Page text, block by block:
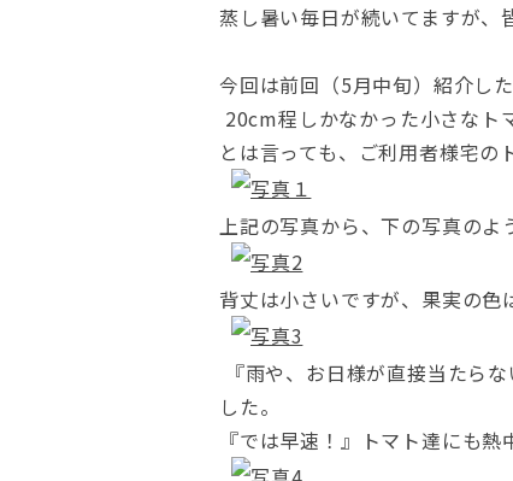
蒸し暑い毎日が続いてますが、
今回は前回（5月中旬）紹介し
20cm程しかなかった小さなト
とは言っても、ご利用者様宅の
上記の写真から、下
背丈は小さいですが、果実の色
『雨や、お日様が直接当たら
した。
『では早速！』トマト達にも熱